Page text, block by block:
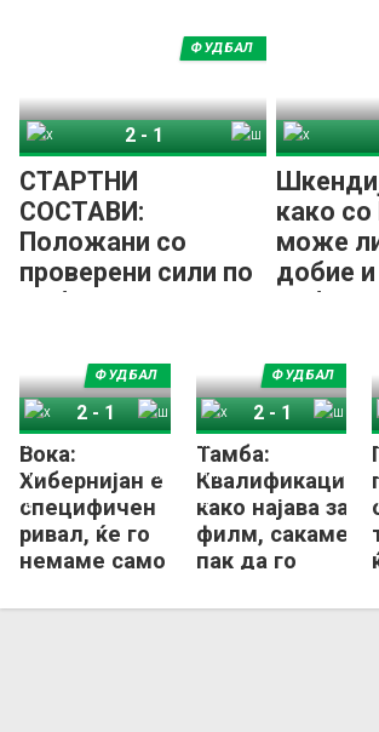
СТАРТНИ
СОСТАВИ:
Положани со
проверени сили по
добра претстава
ФУДБАЛ
2-1
како
може
добие и
Вока:
Хибернијан е
специфичен
ривал, ќе го
немаме само
ФУДБАЛ
Хибернијан
2 - 1
Тамба:
како најава за
филм, сакаме
пак да го
од лани...
ФУДБАЛ
Хибернијан
2- 1